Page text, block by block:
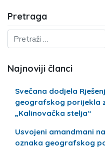
Pretraga
Najnoviji članci
Svečana dodjela
geografskog porijekla
„Kalinovačka stelja“
Usvojeni amandmani
oznaka geografskog